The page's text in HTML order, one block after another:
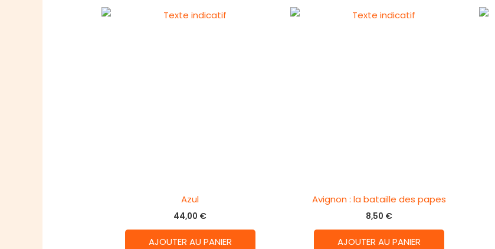
Azul
44,00 €
AJOUTER AU PANIER
Avignon : la bataille des papes
8,50 €
AJOUTER AU PANIER